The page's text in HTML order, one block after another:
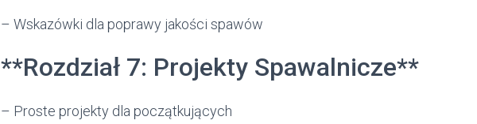
– Wskazówki dla poprawy jakości spawów
**Rozdział 7: Projekty Spawalnicze**
– Proste projekty dla początkujących